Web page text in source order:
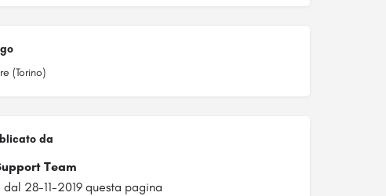
(Torino)
da
Team
28-11-2019 questa pagina